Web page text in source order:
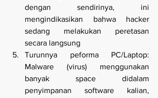
dengan sendirinya, ini
mengindikasikan bahwa hacker
sedang melakukan peretasan
secara langsung
Turunnya peforma PC/Laptop:
Malware (virus) menggunakan
banyak space didalam
penyimpanan software kalian,